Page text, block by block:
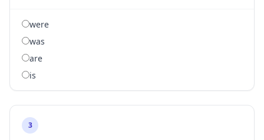
were
was
are
is
3